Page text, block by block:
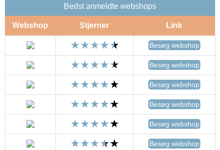
Bedst anmeldte webshops
Webshop Stjerner Link
Besøg webshop
Besøg webshop
Besøg webshop
Besøg webshop
Besøg webshop
Besøg webshop